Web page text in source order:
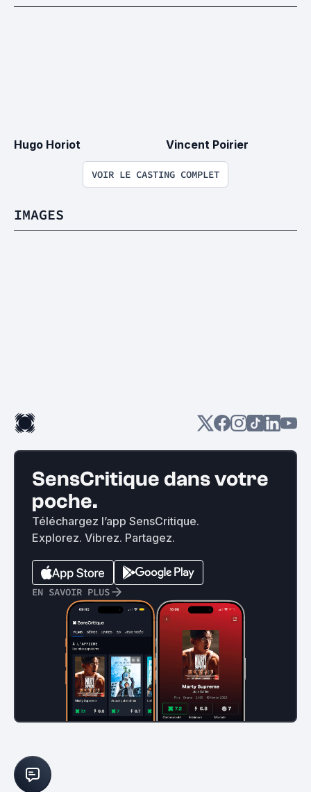
Hugo Horiot Vincent Poirier
VOIR LE CASTING COMPLET
IMAGES
SensCritique dans votre
poche.
Téléchargez l’app SensCritique.
Explorez. Vibrez. Partagez.
EN SAVOIR PLUS